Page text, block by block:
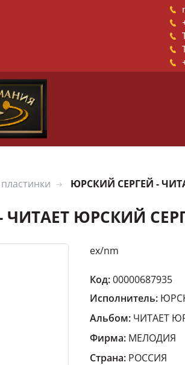
ЮРСКИЙ СЕРГЕЙ -
ЧИТАЕТ ЮРСКИЙ
ex/nm
Код:00000687935
Исполнитель:
Альбом: ЧИТАЕТ
Фирма: МЕЛОДИЯ
Страна: РОССИЯ